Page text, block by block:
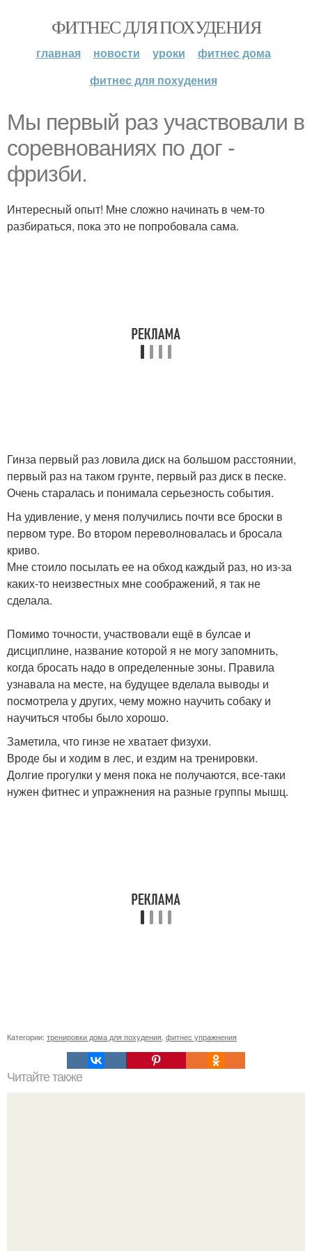
ФИТНЕС ДЛЯ ПОХУДЕНИЯ
главная новости уроки
фитнес дома
фитнес для похудения
Мы первый раз участвовали в
соревнованиях по дог -
фризби.
Интересный опыт! Мне сложно начинать в чем-то
разбираться, пока это не попробовала сама.
Гинза первый раз ловила диск на большом расстоянии,
первый раз на таком грунте, первый раз диск в песке.
Очень старалась и понимала серьезность события.
На удивление, у меня получились почти все броски в
первом туре. Во втором переволновалась и бросала
криво.
Мне стоило посылать ее на обход каждый раз, но из-за
каких-то неизвестных мне соображений, я так не
сделала.
Помимо точности, участвовали ещё в булсае и
дисциплине, название которой я не могу запомнить,
когда бросать надо в определенные зоны. Правила
узнавала на месте, на будущее вделала выводы и
посмотрела у других, чему можно научить собаку и
научиться чтобы было хорошо.
Заметила, что гинзе не хватает физухи.
Вроде бы и ходим в лес, и ездим на тренировки.
Долгие прогулки у меня пока не получаются, все-таки
нужен фитнес и упражнения на разные группы мышц.
Категории: тренировки дома для похудения фитнес упражнения
Читайте также